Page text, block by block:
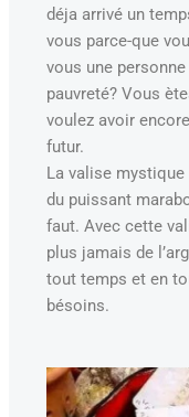
déja arrivé un
vous parce-que
vous une
pauvreté? Vous
voulez avoir
futur.
La valise
du puissant
faut. Avec cette
plus jamais de
tout temps et en
bésoins.